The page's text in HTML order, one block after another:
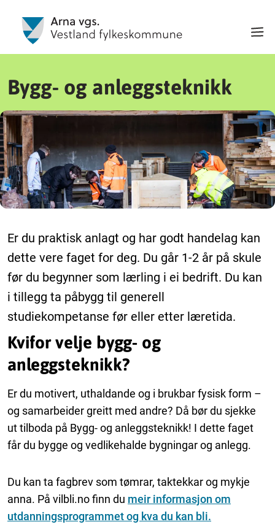
Bygg- og anleggsteknikk
Er du praktisk anlagt og har godt handelag kan
dette vere faget for deg. Du går 1-2 år på skule
før du begynner som lærling i ei bedrift. Du kan
i tillegg ta påbygg til generell
studiekompetanse før eller etter læretida.
Kvifor velje bygg- og
anleggsteknikk?
Er du motivert, uthaldande og i brukbar fysisk form –
og samarbeider greitt med andre? Då bør du sjekke
ut tilboda på Bygg- og anleggsteknikk! I dette faget
får du bygge og vedlikehalde bygningar og anlegg.
Du kan ta fagbrev som tømrar, taktekkar og mykje
anna. På vilbli.no finn du meir informasjon om
utdanningsprogrammet og kva du kan bli.